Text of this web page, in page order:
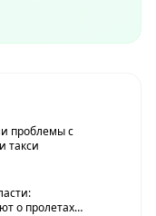
проблемы с
такси
о пролетах